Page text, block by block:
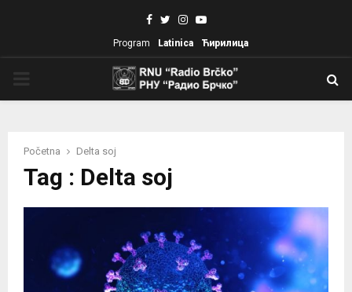
Facebook
TwitterInstagram
Youtube
Program Latinica Ћирилица
Početna Delta soj
Tag : Delta soj